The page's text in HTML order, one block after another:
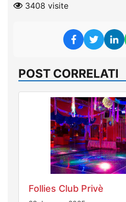
3408 visite
POST CORRELATI
Follies Club Privè